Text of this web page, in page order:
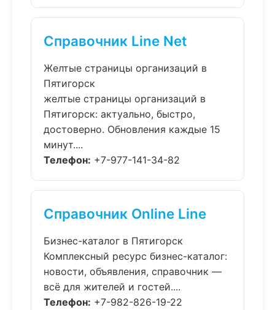
Справочник Line Net
Желтые страницы организаций в
Пятигорск
желтые страницы организаций в
Пятигорск: актуально, быстро,
достоверно. Обновления каждые 15
минут....
Телефон: +7-977-141-34-82
Справочник Online Line
Бизнес-каталог в Пятигорск
Комплексный ресурс бизнес-каталог:
новости, объявления, справочник —
всё для жителей и гостей....
Телефон: +7-982-826-19-22